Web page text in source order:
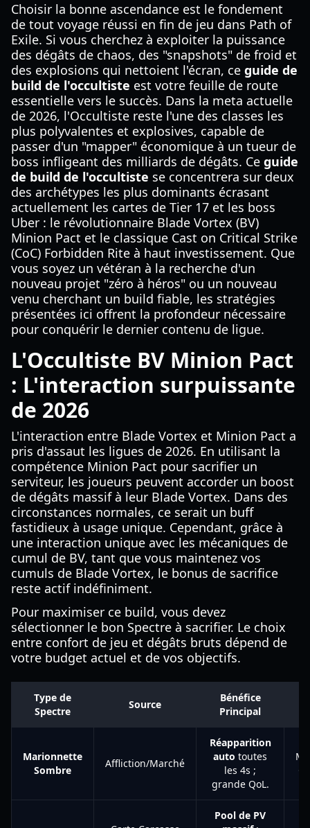
Choisir la bonne ascendance est le fondement
de tout voyage réussi en fin de jeu dans Path of
Exile. Si vous cherchez à exploiter la puissance
des dégâts de chaos, des "snapshots" de froid et
des explosions qui nettoient l'écran, ce guide de
build de l'occultiste est votre feuille de route
essentielle vers le succès. Dans la meta actuelle
de 2026, l'Occultiste reste l'une des classes les
plus polyvalentes et explosives, capable de
passer d'un "mapper" économique à un tueur de
boss infligeant des milliards de dégâts. Ce guide
de build de l'occultiste se concentrera sur deux
des archétypes les plus dominants écrasant
actuellement les cartes de Tier 17 et les boss
Uber : le révolutionnaire Blade Vortex (BV)
Minion Pact et le classique Cast on Critical Strike
(CoC) Forbidden Rite à haut investissement. Que
vous soyez un vétéran à la recherche d'un
nouveau projet "zéro à héros" ou un nouveau
venu cherchant un build fiable, les stratégies
présentées ici offrent la profondeur nécessaire
pour conquérir le dernier contenu de ligue.
L'Occultiste BV Minion Pact
: L'interaction surpuissante
de 2026
L'interaction entre Blade Vortex et Minion Pact a
pris d'assaut les ligues de 2026. En utilisant la
compétence Minion Pact pour sacrifier un
serviteur, les joueurs peuvent accorder un boost
de dégâts massif à leur Blade Vortex. Dans des
circonstances normales, ce serait un buff
fastidieux à usage unique. Cependant, grâce à
une interaction unique avec les mécaniques de
cumul de BV, tant que vous maintenez vos
cumuls de Blade Vortex, le bonus de sacrifice
reste actif indéfiniment.
Pour maximiser ce build, vous devez
sélectionner le bon Spectre à sacrifier. Le choix
entre confort de jeu et dégâts bruts dépend de
votre budget actuel et de vos objectifs.
Type de
Spectre
Source
Bénéfice
Principal
Marionnette
Sombre
Affliction/Marché
Réapparition
auto toutes
les 4s ;
grande QoL.
Pool de PV